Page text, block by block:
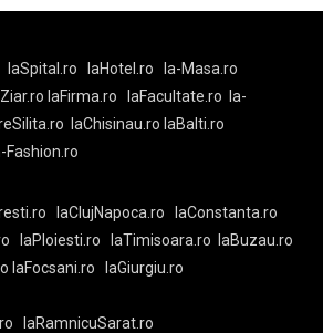
laSpital.ro laHotel.ro
la-Masa.ro
laFirma.ro laFacultate.ro la-
laChisinau.ro laBalti.ro
Fashion.ro
laClujNapoca.ro
laConstanta.ro
laPloiesti.ro laTimisoara.ro laBuzau.ro
laFocsani.ro
laGiurgiu.ro
laRamnicuSarat.ro